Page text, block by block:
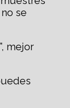
se
mejor